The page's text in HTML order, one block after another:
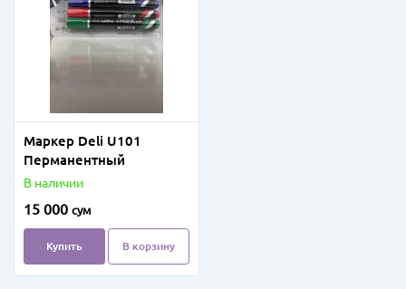
Маркер Deli U101
Перманентный
В наличии
15 000 сум
Купить В корзину